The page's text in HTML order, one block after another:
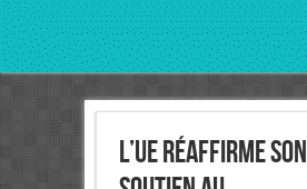
L’UE réaffirme son